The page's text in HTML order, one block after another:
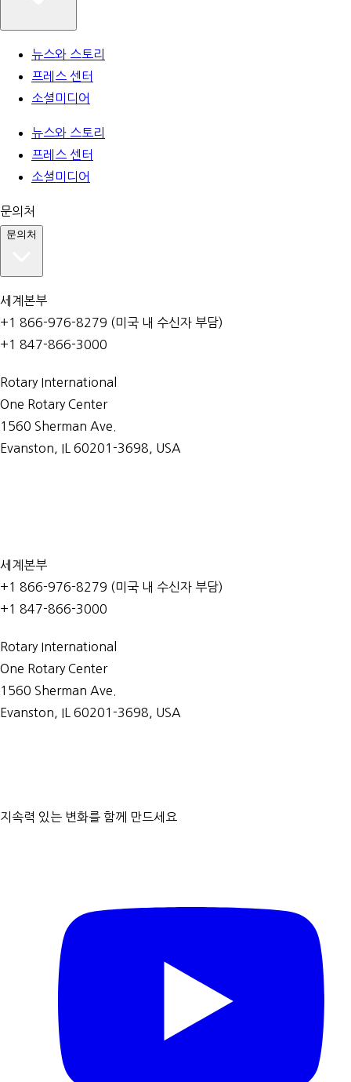
뉴스와 스토리
프레스 센터
소셜미디어
뉴스와 스토리
프레스 센터
소셜미디어
문의처
문의처
세계본부
+1 866-976-8279 (미국 내 수신자 부담)
+1 847-866-3000
Rotary International
One Rotary Center
1560 Sherman Ave.
Evanston, IL 60201-3698, USA
세계본부
+1 866-976-8279 (미국 내 수신자 부담)
+1 847-866-3000
Rotary International
One Rotary Center
1560 Sherman Ave.
Evanston, IL 60201-3698, USA
지속력 있는 변화를 함께 만드세요